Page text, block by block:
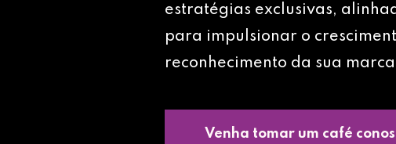
estratégias exclusivas,
para impulsionar o
reconhecimento da sua
Venha tomar um café